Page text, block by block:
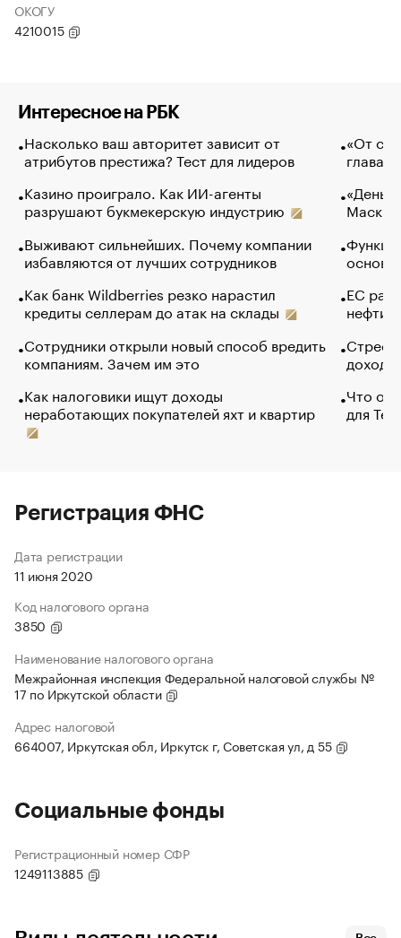
ОКОГУ
4210015
Интересное на РБК
Насколько ваш авторитет зависит от
атрибутов престижа? Тест для лидеров
Казино проиграло. Как ИИ-агенты
разрушают букмекерскую индустрию
Выживают сильнейших. Почему компании
избавляются от лучших сотрудников
Как банк Wildberries резко нарастил
кредиты селлерам до атак на склады
Сотрудники открыли новый способ вредить
компаниям. Зачем им это
Как налоговики ищут доходы
неработающих покупателей яхт и квартир
«От
глава
Маск в
основ
ЕС
нефти
Что
для
Регистрация ФНС
Дата регистрации
11 июня 2020
Код налогового органа
3850
Наименование налогового органа
Межрайонная инспекция Федеральной налоговой службы №
17 по Иркутской области
Адрес налоговой
664007, Иркутская обл, Иркутск г, Советская ул, д 55
Социальные фонды
Регистрационный номер СФР
1249113885